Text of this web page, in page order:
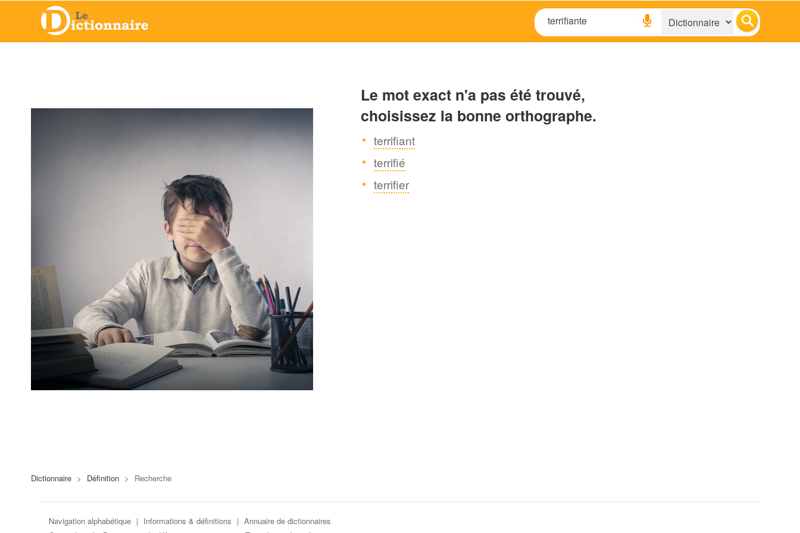
Le mot exact n'a pas été trouvé,
choisissez la bonne orthographe.
terrifiant
terrifié
terrifier
Dictionnaire > Définition > Recherche
Navigation alphabétique | Informations & définitions | Annuaire de dictionnaires